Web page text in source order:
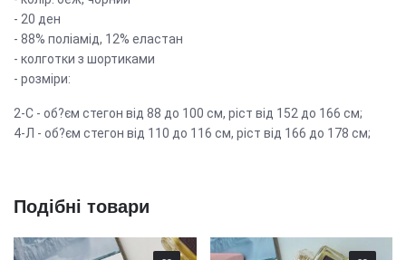
- 20 ден
- 88% поліамід, 12% еластан
- колготки з шортиками
- розміри:
2-С - об?єм стегон від 88 до 100 см, ріст від 152 до 166 см;
4-Л - об?єм стегон від 110 до 116 см, ріст від 166 до 178 см;
Подібні товари